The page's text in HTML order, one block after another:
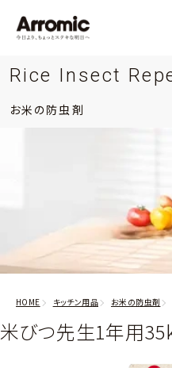
Rice Insect
お米の防虫剤
HOME キッチン用品 お米の防虫剤
米びつ先生1年用